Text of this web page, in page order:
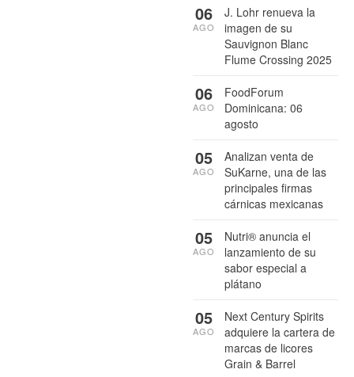
J. Lohr renueva la
imagen de su
Sauvignon Blanc
Flume Crossing 2025
06
AGO
FoodForum
Dominicana: 06
agosto
06
AGO
Analizan venta de
SuKarne, una de las
principales firmas
cárnicas mexicanas
05
AGO
Nutri® anuncia el
lanzamiento de su
sabor especial a
plátano
05
AGO
Next Century Spirits
adquiere la cartera de
marcas de licores
Grain & Barrel
05
AGO